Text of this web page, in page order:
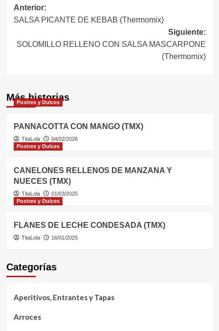
Navegación
de
entradas
Anterior:
SALSA PICANTE DE KEBAB (Thermomix)
Siguiente:
SOLOMILLO RELLENO CON SALSA MASCARPONE
(Thermomix)
Más historias
Postres y Dulces
PANNACOTTA CON MANGO (TMX)
TitaLola
04/02/2026
Postres y Dulces
CANELONES RELLENOS DE MANZANA Y
NUECES (TMX)
TitaLola
01/03/2025
Postres y Dulces
FLANES DE LECHE CONDESADA (TMX)
TitaLola 16/01/2025
Categorías
Aperitivos, Entrantes y Tapas
Arroces